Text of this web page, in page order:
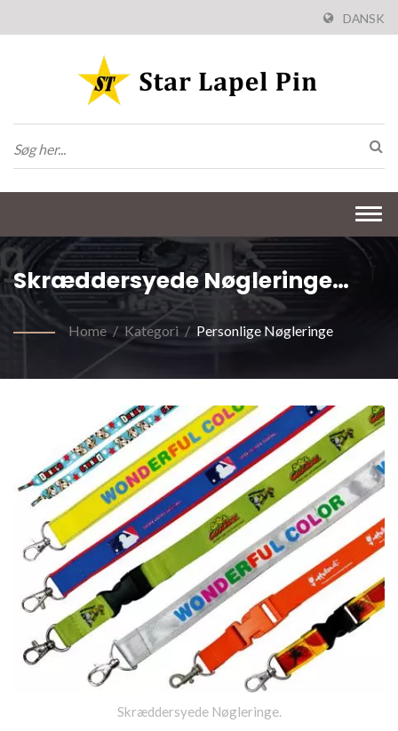
DANSK
Skræddersyede Nøgleringe
Med Logo
Home / Kategori / Personlige Nøgleringe
Skræddersyede Nøgleringe.